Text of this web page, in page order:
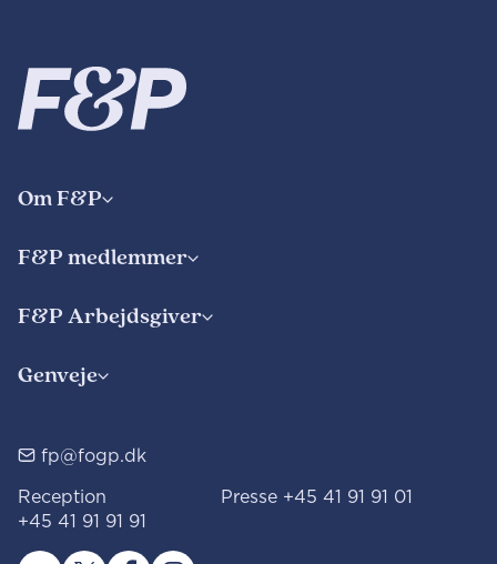
fp@fogp.dk
Reception
+45 41 91 91 91
Presse +45 41 91 91 01
Om F&P
F&P medlemmer
F&P Arbejdsgiver
Genveje